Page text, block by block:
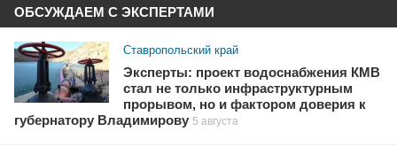
ОБСУЖДАЕМ С ЭКСПЕРТАМИ
Ставропольский край
Эксперты: проект водоснабжения КМВ
стал не только инфраструктурным
прорывом, но и фактором доверия к
губернатору Владимирову 5 августа